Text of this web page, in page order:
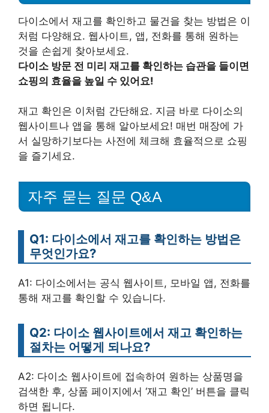
다이소에서 재고를 확인하고 물건을 찾는 방법은 이
처럼 다양해요. 웹사이트, 앱, 전화를 통해 원하는
것을 손쉽게 찾아보세요.
다이소 방문 전 미리 재고를 확인하는 습관을 들이면
쇼핑의 효율을 높일 수 있어요!
재고 확인은 이처럼 간단해요. 지금 바로 다이소의
웹사이트나 앱을 통해 알아보세요! 매번 매장에 가
서 실망하기보다는 사전에 체크해 효율적으로 쇼핑
을 즐기세요.
자주 묻는 질문 Q&A
Q1: 다이소에서 재고를 확인하는 방법은
무엇인가요?
A1: 다이소에서는 공식 웹사이트, 모바일 앱, 전화를
통해 재고를 확인할 수 있습니다.
Q2: 다이소 웹사이트에서 재고 확인하는
절차는 어떻게 되나요?
A2: 다이소 웹사이트에 접속하여 원하는 상품명을
검색한 후, 상품 페이지에서 ‘재고 확인’ 버튼을 클릭
하면 됩니다.